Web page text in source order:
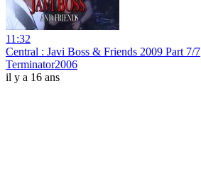
11:32
Central : Javi Boss & Friends 2009 Part 7/7
Terminator2006
il y a 16 ans